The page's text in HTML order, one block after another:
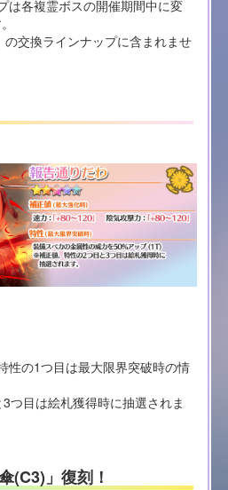
は各複霊ボスの開催期間中に変
交換ラインナップに含まれませ
性の1つ目は最大限界突破時の情
つ目は絵札獲得時に抽選されま
(C3)」復刻！